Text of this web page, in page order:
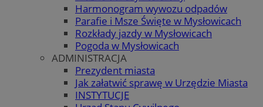
Harmonogram wywozu odpadów
Parafie i Msze Święte w Mysłowicach
Rozkłady jazdy w Mysłowicach
Pogoda w Mysłowicach
ADMINISTRACJA
Prezydent miasta
Jak załatwić sprawę w Urzędzie Miasta
INSTYTUCJE